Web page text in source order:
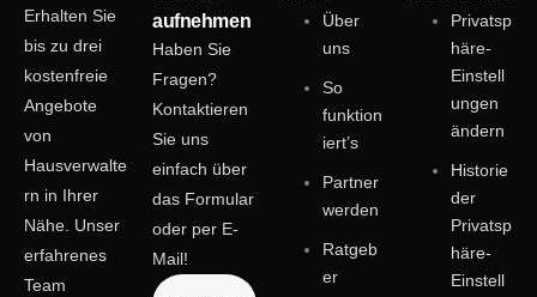
Erhalten Sie
bis zu drei
kostenfreie
Angebote
von
Hausverwalte
rn in Ihrer
Nähe. Unser
erfahrenes
Team
aufnehmen
Haben Sie
Fragen?
Kontaktieren
Sie uns
einfach über
das Formular
oder per E-
Mail!
Über
uns
So
funktion
iert’s
Partner
werden
Ratgeb
er
Privatsp
häre-
Einstell
ungen
ändern
Historie
der
Privatsp
häre-
Einstell